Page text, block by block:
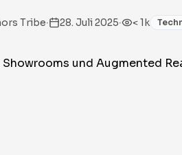
Tribe· 28. Juli 2025· < 1k